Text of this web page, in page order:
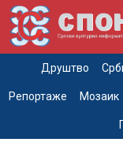
Друштво
Репортаже Мозаик